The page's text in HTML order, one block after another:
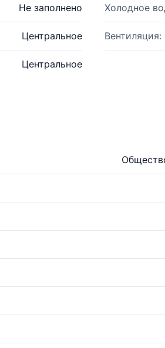
Не заполнено Холодное
Центральное Вентиляция:
Центральное